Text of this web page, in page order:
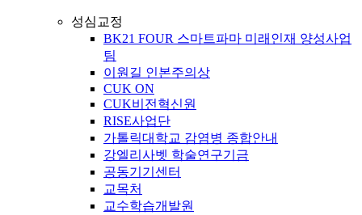
성심교정
BK21 FOUR 스마트파마 미래인재 양성사업
팀
이원길 인본주의상
CUK ON
CUK비전혁신원
RISE사업단
가톨릭대학교 감염병 종합안내
강엘리사벳 학술연구기금
공동기기센터
교목처
교수학습개발원